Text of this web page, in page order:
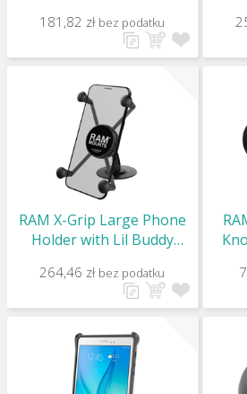
181,82 zł bez podatku
RAM X-Grip Large Phone
Holder with Lil Buddy
RAP-SB-180-UN10
264,46 zł bez podatku